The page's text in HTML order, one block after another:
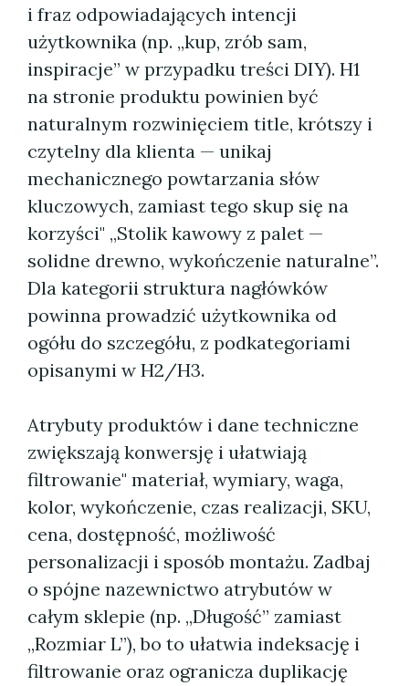
i fraz odpowiadających intencji
użytkownika (np. „kup, zrób sam,
inspiracje” w przypadku treści DIY). H1
na stronie produktu powinien być
naturalnym rozwinięciem title, krótszy i
czytelny dla klienta — unikaj
mechanicznego powtarzania słów
kluczowych, zamiast tego skup się na
korzyści" „Stolik kawowy z palet —
solidne drewno, wykończenie naturalne”.
Dla kategorii struktura nagłówków
powinna prowadzić użytkownika od
ogółu do szczegółu, z podkategoriami
opisanymi w H2/H3.
Atrybuty produktów i dane techniczne
zwiększają konwersję i ułatwiają
filtrowanie" materiał, wymiary, waga,
kolor, wykończenie, czas realizacji, SKU,
cena, dostępność, możliwość
personalizacji i sposób montażu. Zadbaj
o spójne nazewnictwo atrybutów w
całym sklepie (np. „Długość” zamiast
„Rozmiar L”), bo to ułatwia indeksację i
filtrowanie oraz ogranicza duplikację